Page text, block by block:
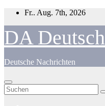
Zum
springen
Fr.. Aug. 7th, 2026
DA
Deutsche Nachrichten